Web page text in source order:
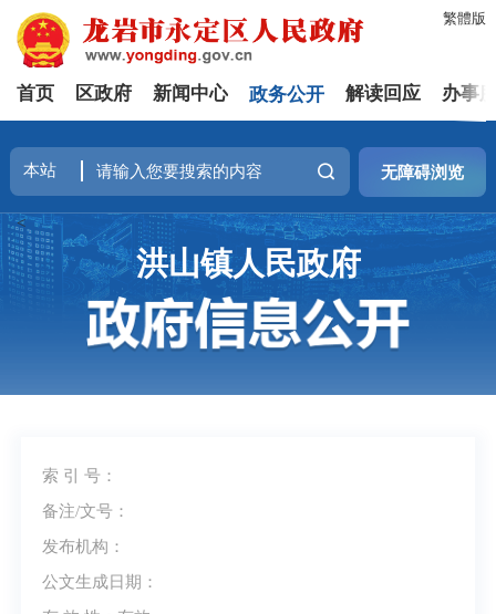
繁體版
首页 区政府 新闻中心 政务公开 解读回应 办事
无障碍浏览
<
洪山镇人民政府
索 引 号：
备注/文号：
发布机构：
公文生成日期：